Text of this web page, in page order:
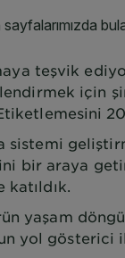
teşvik
için
sistemi
bir araya
yaşam
yol gösterici